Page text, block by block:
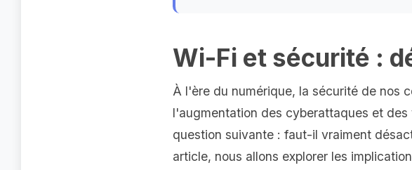
Wi-Fi et sécurité :
À l'ère du numérique, la sécurité de nos
l'augmentation des cyberattaques et
question suivante : faut-il vraiment
article, nous allons explorer les